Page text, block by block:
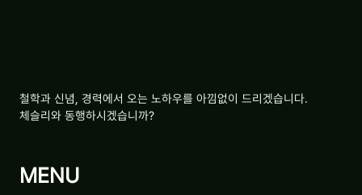
철학과 신념, 경력에서 오는 노하우를 아낌없이 드리겠습니다.
체슬리와 동행하시겠습니까?
MENU